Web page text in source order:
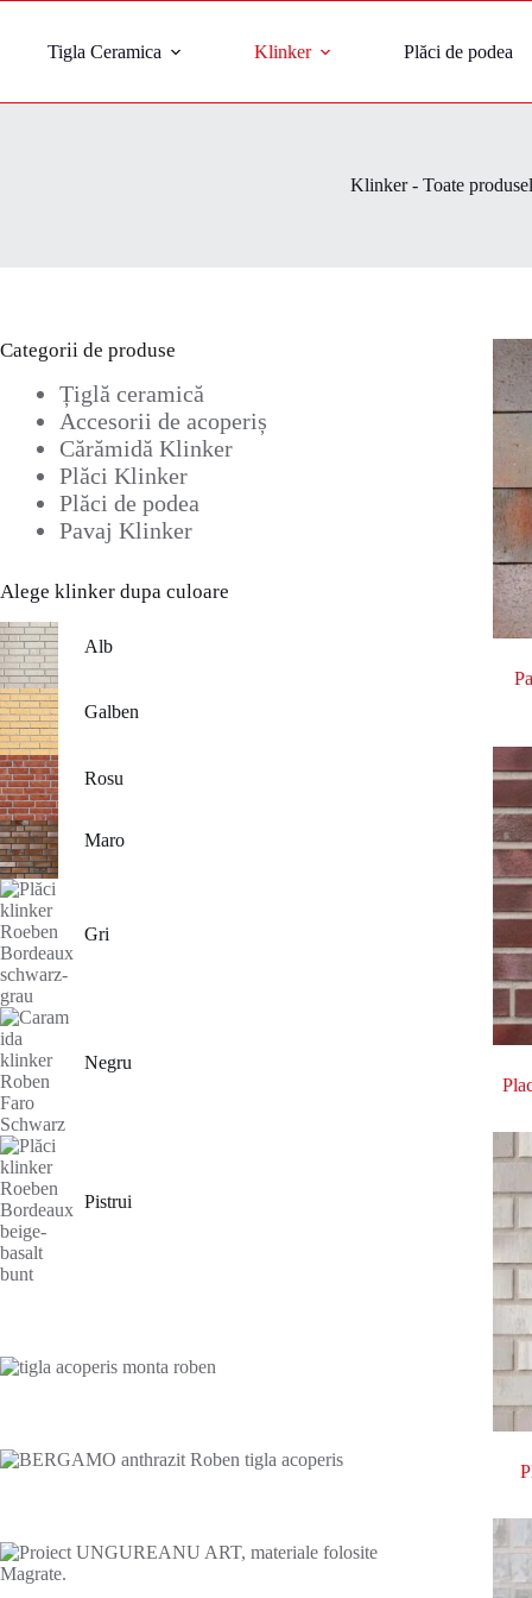
Tigla Ceramica Klinker Plăci de podea
Klinker - Toate
Categorii de produse
Țiglă ceramică
Accesorii de acoperiș
Cărămidă Klinker
Plăci Klinker
Plăci de podea
Pavaj Klinker
Alege klinker dupa culoare
Alb
Galben
Rosu
Maro
Gri
Negru
Pistrui